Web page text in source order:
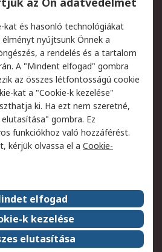
Az RS értékesítési
feltételei
Email biztonság
Weboldal felhasználói
szabályzata
Képviseletek
Vállalatcsoport
Díjak és elismerések
kat és hasonló technológiákat
nyújtsunk Önnek a
a rendelés és a tartalom
A "Mindent elfogad" gombra
az összes létfontosságú cookie
kat a "Cookie-k kezelése"
ki. Ha ezt nem szeretné,
gombra. Ez
funkciókhoz való hozzáférést.
kérjük olvassa el a Cookie-
elfogad
k kezelése
elutasítása